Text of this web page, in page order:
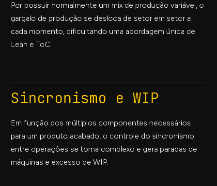
Por possuir normalmente um mix de produção variável, o
gargalo de produção se desloca de setor em setor a
cada momento, dificultando uma abordagem única de
Lean e ToC.
Sincronismo e WIP
Em função dos múltiplos componentes necessários
para um produto acabado, o controle do sincronismo
entre operações se torna complexo e gera paradas de
máquinas e excesso de WIP.